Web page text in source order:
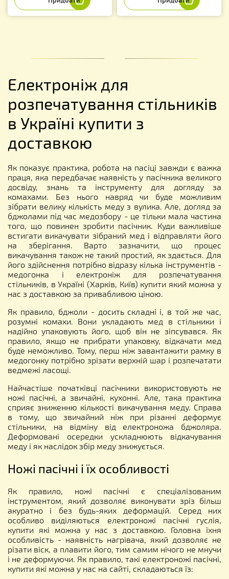
Електроніж для
розпечатування стільників
в Україні купити з
доставкою
Як показує практика, робота на пасіці завжди є важка
праця, яка передбачає наявність у пасічника великого
досвіду, знань та інструменту для догляду за
комахами. Без нього навряд чи буде можливим
зібрати велику кількість меду з вулика. Але, догляд за
бджолами під час медозбору - це тільки мала частина
того, що повинен зробити пасічник. Куди важливіше
встигати викачувати зібраний мед і відправляти його
на зберігання. Варто зазначити, що процес
викачування також не такий простий, як здається. Для
його здійснення потрібно відразу кілька інструментів -
медогонка і електроніж для розпечатування
стільників, в Україні (Харків, Київ) купити який можна у
нас з доставкою за привабливою ціною.
Як правило, бджоли - досить складні і, в той же час,
розумні комахи. Вони укладають мед в стільники і
надійно упаковують його, щоб він не зіпсувався. Як
правило, якщо не прибрати упаковку, відкачати мед
буде неможливо. Тому, перш ніж завантажити рамку в
медогонку потрібно зрізати верхній шар і розпечатати
ведмежі ласощі.
Найчастіше початківці пасічники використовують не
ножі пасічні, а звичайні, кухонні. Але, така практика
сприяє зниженню кількості викачування меду. Справа
в тому, що звичайний ніж при різанні деформує
стільники, на відміну від електроножа бджоляра.
Деформовані осередки ускладнюють відкачування
меду і як наслідок збір меду знижується.
Ножі пасічні і їх особливості
Як правило, ножі пасічні є спеціалізованим
інструментом, який дозволяє виконувати зріз більш
акуратно і без будь-яких деформацій. Серед них
особливо виділяються електроножі пасічні гуслія,
купити які можна у нас з доставкою. Головна їхня
особливість - наявність нагрівача, який дозволяє не
різати віск, а плавити його, тим самим нічого не мнучи
і не деформуючи. Як правило, такі електроножі пасічні,
купити які можна у нас на сайті, складаються їз: